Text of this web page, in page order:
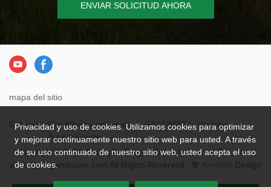
ENVIAR SOLICITUD AHORA
mapa del sitio
Enlaces：Our Alibaba online shop FACEBOOK
Youtube
Amazon store
Copyright © 2026 Chengdu Qingya Paper Industries Co., Ltd. -
www.qyelegantpaper.com All Rights Reserved.
Design
Privacidad y uso de cookies. Utilizamos cookies para optimizar
y mejorar continuamente nuestro sitio web para usted. A través
de su uso continuado de nuestro sitio web, usted acepta el uso
de cookies.